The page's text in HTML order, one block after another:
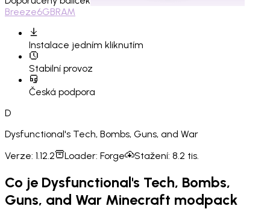
Breeze6GBRAM
Instalace jedním kliknutím
Stabilní provoz
Česká podpora
D
Dysfunctional's Tech, Bombs, Guns, and War
Verze: 1.12.2 Loader: Forge Stažení: 8.2 tis.
Co je Dysfunctional's Tech, Bombs,
Guns, and War Minecraft modpack